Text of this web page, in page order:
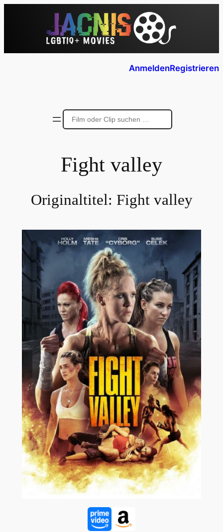
AnmeldenRegistrieren
Fight valley
Originaltitel: Fight valley